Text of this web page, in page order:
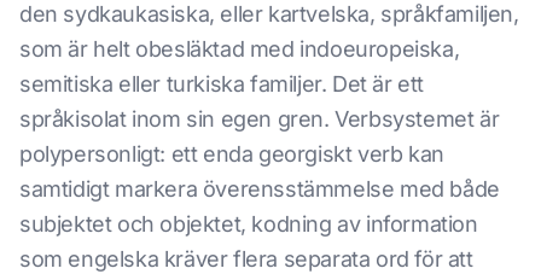
den sydkaukasiska, eller kartvelska, språkfamiljen,
som är helt obesläktad med indoeuropeiska,
semitiska eller turkiska familjer. Det är ett
språkisolat inom sin egen gren. Verbsystemet är
polypersonligt: ett enda georgiskt verb kan
samtidigt markera överensstämmelse med både
subjektet och objektet, kodning av information
som engelska kräver flera separata ord för att